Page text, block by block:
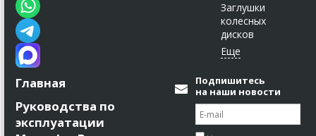
Заглушки
колесных
дисков
Главная
Руководства по
эксплуатации
Подпишитесь
на наши новости